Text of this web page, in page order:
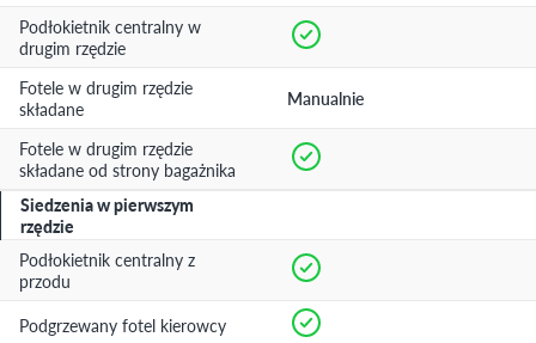
Podłokietnik centralny w
drugim rzędzie
Fotele w drugim rzędzie
składane
Manualnie
Fotele w drugim rzędzie
składane od strony bagażnika
Siedzenia w pierwszym
rzędzie
Podłokietnik centralny z
przodu
Podgrzewany fotel kierowcy